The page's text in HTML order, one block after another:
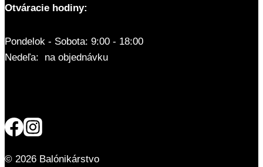
Otváracie hodiny:
Pondelok - Sobota: 9:00 - 18:00
Nedeľa: na objednávku
© 2026 Balónikárstvo